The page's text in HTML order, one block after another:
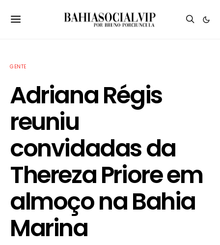
GENTE
Adriana Régis
reuniu
convidadas da
Thereza Priore em
almoço na Bahia
Marina